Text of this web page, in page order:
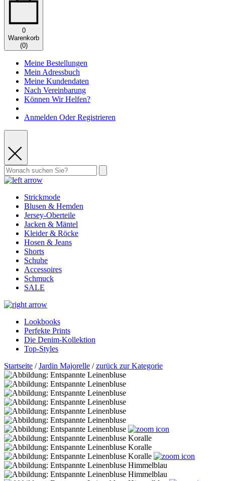
0
Warenkorb
(0)
Meine Bestellungen
Mein Adressbuch
Meine Kundendaten
Nach Vereinbarung
Können Wir Helfen?
Anmelden Oder Registrieren
Strickmode
Blusen & Hemden
Jersey-Oberteile
Jacken & Mäntel
Kleider & Röcke
Hosen & Jeans
Shorts
Schuhe
Accessoires
Schmuck
SALE
Lookbooks
Perfekte Prints
Die Denim-Kollektion
Top-Styles
Startseite /Jardin Majorelle /zurück zur Kategorie